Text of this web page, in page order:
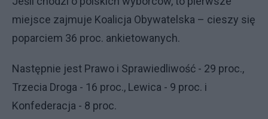
miejsce zajmuje Koalicja Obywatelska – cieszy się
poparciem 36 proc. ankietowanych.
Następnie jest Prawo i Sprawiedliwość - 29 proc.,
Trzecia Droga - 16 proc., Lewica - 9 proc. i
Konfederacja - 8 proc.